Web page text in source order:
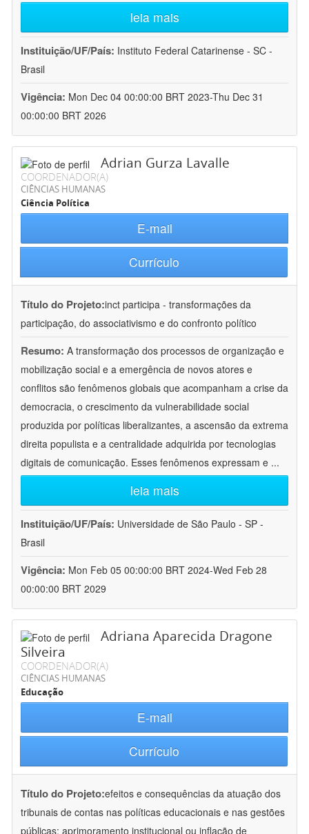
leia mais
Instituição/UF/País: Instituto Federal Catarinense - SC -
Brasil
Vigência: Mon Dec 04 00:00:00 BRT 2023-Thu Dec 31
00:00:00 BRT 2026
Adrian Gurza Lavalle
COORDENADOR(A)
CIÊNCIAS HUMANAS
Ciência Política
E-mail
Currículo
Título do Projeto:inct participa - transformações da
participação, do associativismo e do confronto político
Resumo: A transformação dos processos de organização e
mobilização social e a emergência de novos atores e
conflitos são fenômenos globais que acompanham a crise da
democracia, o crescimento da vulnerabilidade social
produzida por políticas liberalizantes, a ascensão da extrema
direita populista e a centralidade adquirida por tecnologias
digitais de comunicação. Esses fenômenos expressam e ...
leia mais
Instituição/UF/País: Universidade de São Paulo - SP -
Brasil
Vigência: Mon Feb 05 00:00:00 BRT 2024-Wed Feb 28
00:00:00 BRT 2029
Adriana Aparecida Dragone
Silveira
COORDENADOR(A)
CIÊNCIAS HUMANAS
Educação
E-mail
Currículo
Título do Projeto:efeitos e consequências da atuação dos
tribunais de contas nas políticas educacionais e nas gestões
públicas: aprimoramento institucional ou inflação de